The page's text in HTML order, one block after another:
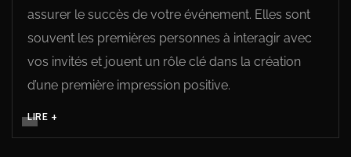
assurer le succès de votre événement. Elles sont
souvent les premières personnes à interagir avec
vos invités et jouent un rôle clé dans la création
d’une première impression positive.
LIRE +